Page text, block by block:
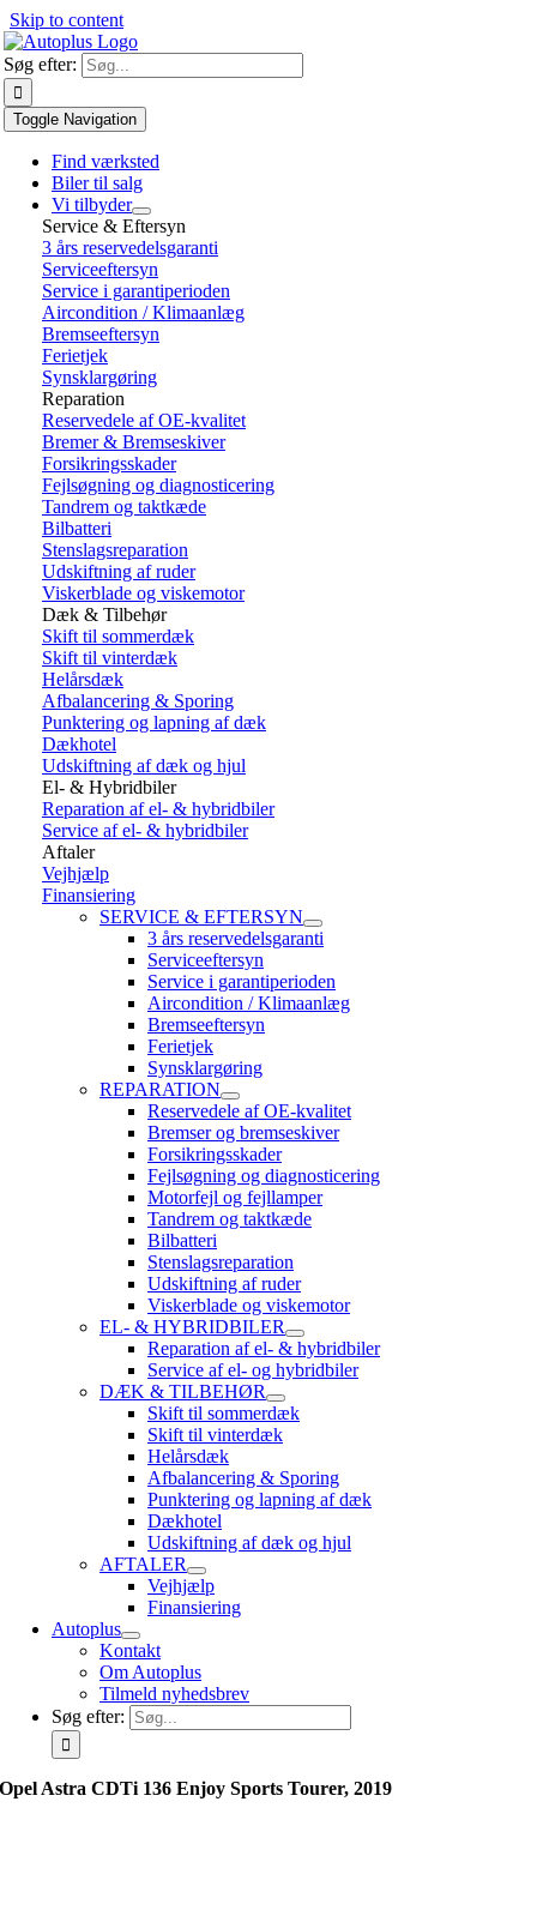
Skip to content
Søg efter:
Toggle Navigation
Find værksted
Biler til salg
Vi tilbyder
Service & Eftersyn
3 års reservedelsgaranti
Serviceeftersyn
Service i garantiperioden
Aircondition / Klimaanlæg
Bremseeftersyn
Ferietjek
Synsklargøring
Reparation
Reservedele af OE-kvalitet
Bremer & Bremseskiver
Forsikringsskader
Fejlsøgning og diagnosticering
Tandrem og taktkæde
Bilbatteri
Stenslagsreparation
Udskiftning af ruder
Viskerblade og viskemotor
Dæk & Tilbehør
Skift til sommerdæk
Skift til vinterdæk
Helårsdæk
Afbalancering & Sporing
Punktering og lapning af dæk
Dækhotel
Udskiftning af dæk og hjul
El- & Hybridbiler
Reparation af el- & hybridbiler
Service af el- & hybridbiler
Aftaler
Vejhjælp
Finansiering
SERVICE & EFTERSYN
3 års reservedelsgaranti
Serviceeftersyn
Service i garantiperioden
Aircondition / Klimaanlæg
Bremseeftersyn
Ferietjek
Synsklargøring
REPARATION
Reservedele af OE-kvalitet
Bremser og bremseskiver
Forsikringsskader
Fejlsøgning og diagnosticering
Motorfejl og fejllamper
Tandrem og taktkæde
Bilbatteri
Stenslagsreparation
Udskiftning af ruder
Viskerblade og viskemotor
EL- & HYBRIDBILER
Reparation af el- & hybridbiler
Service af el- og hybridbiler
DÆK & TILBEHØR
Skift til sommerdæk
Skift til vinterdæk
Helårsdæk
Afbalancering & Sporing
Punktering og lapning af dæk
Dækhotel
Udskiftning af dæk og hjul
AFTALER
Vejhjælp
Finansiering
Autoplus
Kontakt
Om Autoplus
Tilmeld nyhedsbrev
Søg efter:
Opel Astra CDTi 136 Enjoy Sports Tourer, 2019